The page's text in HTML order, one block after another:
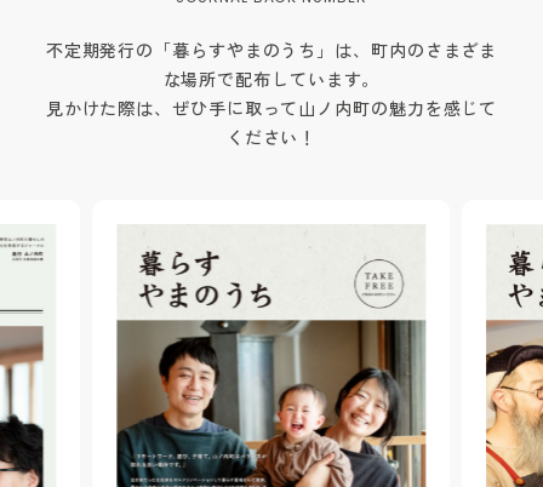
不定期発行の「暮らすやまのうち」は、町内のさまざま
な場所で配布しています。
見かけた際は、ぜひ手に取って山ノ内町の魅力を感じて
ください！